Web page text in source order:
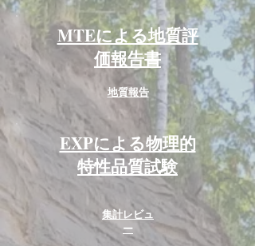
MTEによる地質評
価報告書
地質報告
EXPによる物理的
特性品質試験
集計レビュ
ー